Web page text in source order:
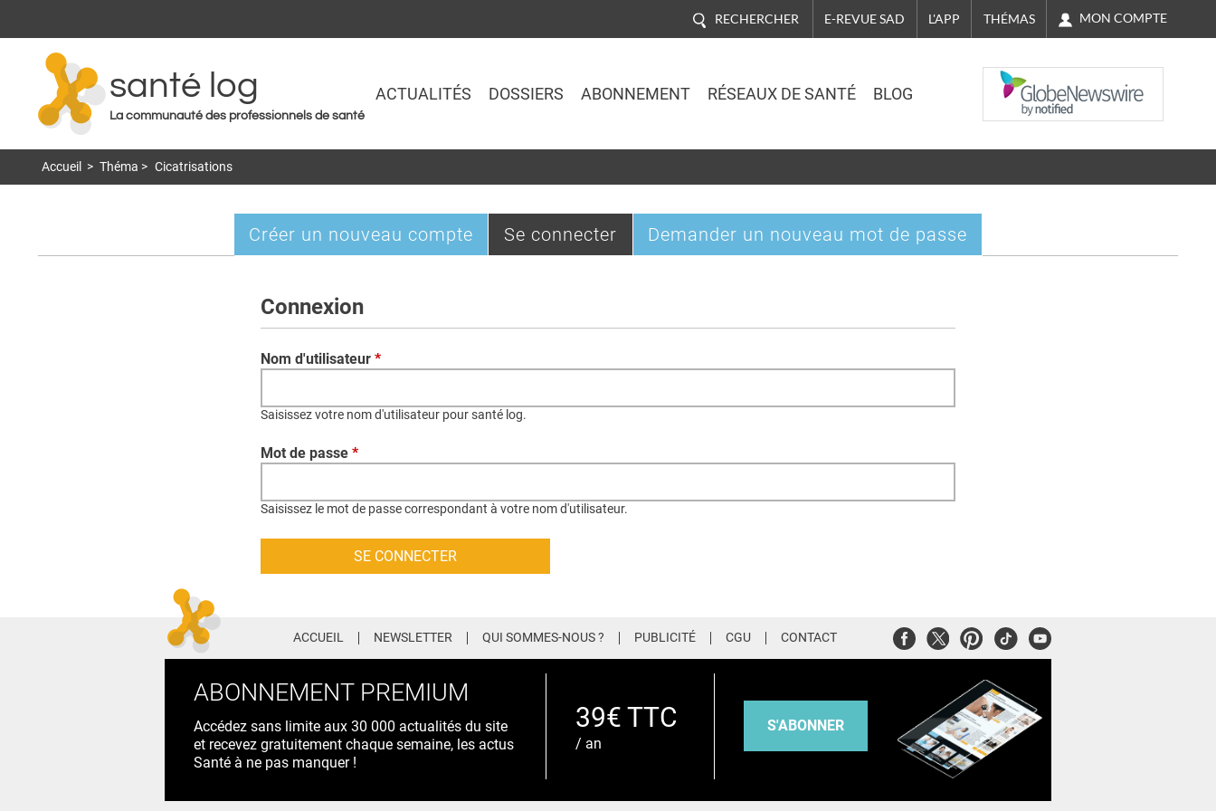
RECHERCHER E-REVUE SAD L'APP THÉMAS MON COMPTE
santé log
La communauté des professionnels de santé
ACTUALITÉS DOSSIERS ABONNEMENT RÉSEAUX DE SANTÉ BLOG
NASDAQ
Accueil > Théma > Cicatrisations
Onglets
Créer un nouveau compte Se connecter (onglet
actif)
Demander un nouveau mot de passe
Connexion
Nom d'utilisateur *
Saisissez votre nom d'utilisateur pour santé log.
Mot de passe *
Saisissez le mot de passe correspondant à votre nom d'utilisateur.
ACCUEIL NEWSLETTER QUI SOMMES-NOUS ? PUBLICITÉ CGU CONTACT FacebookTwitterPinterest
TiktokYoutube
ABONNEMENT PREMIUM
Accédez sans limite aux 30 000 actualités du site
et recevez gratuitement chaque semaine, les actus
Santé à ne pas manquer !
39€ TTC
/ an
S'ABONNER